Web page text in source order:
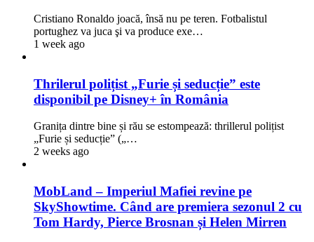
Cristiano Ronaldo joacă, însă nu pe teren. Fotbalistul
portughez va juca şi va produce exe…
1 week ago
Thrilerul polițist „Furie și seducție” este
disponibil pe Disney+ în România
Granița dintre bine și rău se estompează: thrillerul polițist
„Furie și seducție” („…
2 weeks ago
MobLand – Imperiul Mafiei revine pe
SkyShowtime. Când are premiera sezonul 2 cu
Tom Hardy, Pierce Brosnan și Helen Mirren